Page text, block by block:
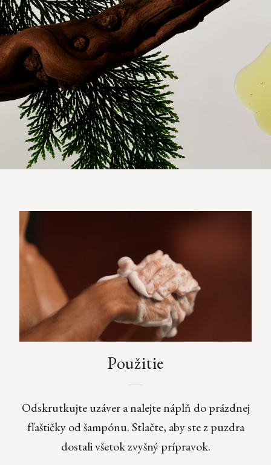
Použitie
Odskrutkujte uzáver a nalejte náplň do prázdnej
fľaštičky od šampónu. Stlačte, aby ste z puzdra
dostali všetok zvyšný prípravok.